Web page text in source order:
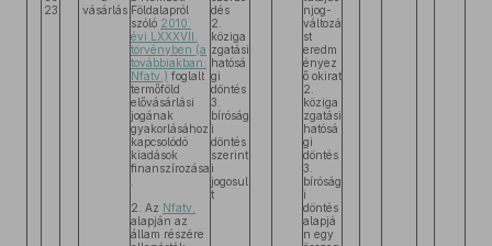
23
vásárlás Földalapról
szóló 2010.
évi LXXXVII.
törvényben (a
továbbiakban:
Nfatv.) foglalt
termőföld
elővásárlási
jogának
gyakorlásához
kapcsolódó
kiadások
finanszírozása
2. Az Nfatv.
alapján az
állam részére
dés
2.
köziga
zgatási
hatósá
gi
döntés
3.
bíróság
i
döntés
szerint
i
jogosul
t
njog-
változá
st
eredm
ényez
ő okirat
2.
köziga
zgatási
hatósá
gi
döntés
3.
bíróság
i
döntés
alapjá
n egy